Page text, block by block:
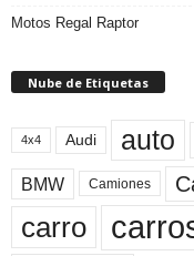
Motos Regal Raptor
Nube de Etiquetas
4x4 Audi auto
BMW Camiones
carro